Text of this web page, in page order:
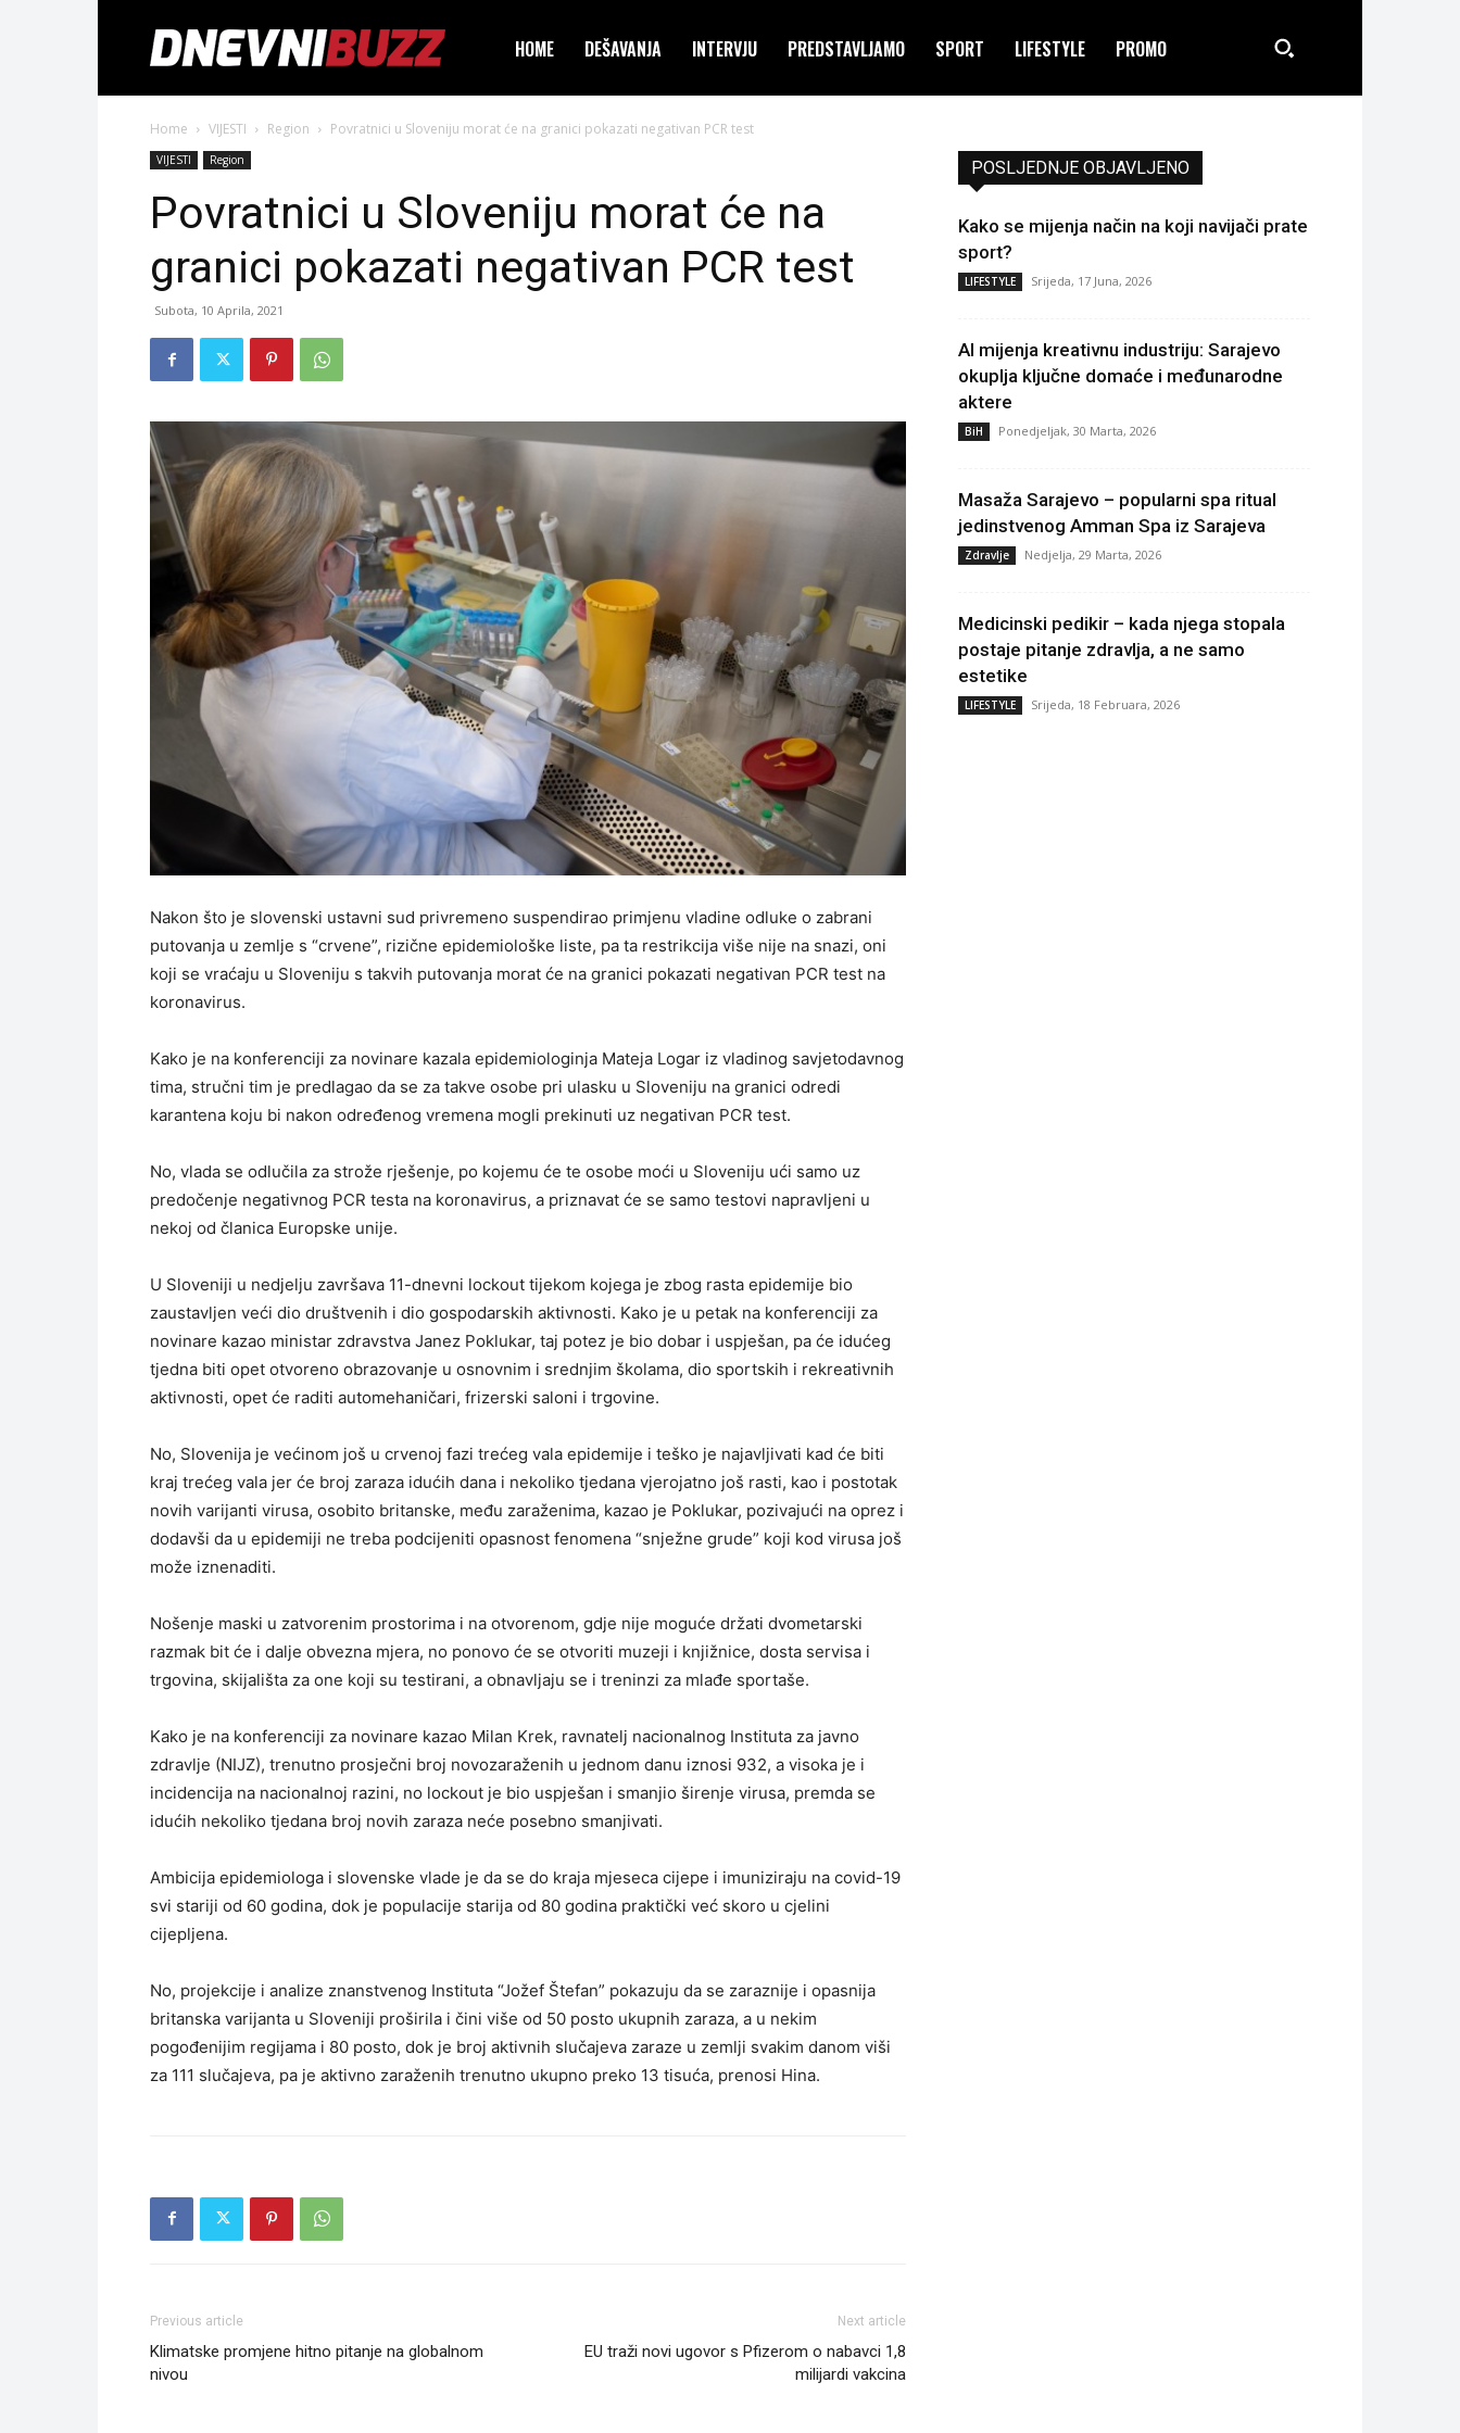
HOME DEŠAVANJA INTERVJU PREDSTAVLJAMO SPORT LIFESTYLE PROMO
Home VIJESTI Region Povratnici u Sloveniju morat će na granici pokazati negativan PCR test
VIJESTI Region
Povratnici u Sloveniju morat će na
granici pokazati negativan PCR test
Subota, 10 Aprila, 2021
Nakon što je slovenski ustavni sud privremeno suspendirao primjenu vladine odluke o zabrani
putovanja u zemlje s “crvene”, rizične epidemiološke liste, pa ta restrikcija više nije na snazi, oni
koji se vraćaju u Sloveniju s takvih putovanja morat će na granici pokazati negativan PCR test na
koronavirus.
Kako je na konferenciji za novinare kazala epidemiologinja Mateja Logar iz vladinog savjetodavnog
tima, stručni tim je predlagao da se za takve osobe pri ulasku u Sloveniju na granici odredi
karantena koju bi nakon određenog vremena mogli prekinuti uz negativan PCR test.
No, vlada se odlučila za strože rješenje, po kojemu će te osobe moći u Sloveniju ući samo uz
predočenje negativnog PCR testa na koronavirus, a priznavat će se samo testovi napravljeni u
nekoj od članica Europske unije.
U Sloveniji u nedjelju završava 11-dnevni lockout tijekom kojega je zbog rasta epidemije bio
zaustavljen veći dio društvenih i dio gospodarskih aktivnosti. Kako je u petak na konferenciji za
novinare kazao ministar zdravstva Janez Poklukar, taj potez je bio dobar i uspješan, pa će idućeg
tjedna biti opet otvoreno obrazovanje u osnovnim i srednjim školama, dio sportskih i rekreativnih
aktivnosti, opet će raditi automehaničari, frizerski saloni i trgovine.
No, Slovenija je većinom još u crvenoj fazi trećeg vala epidemije i teško je najavljivati kad će biti
kraj trećeg vala jer će broj zaraza idućih dana i nekoliko tjedana vjerojatno još rasti, kao i postotak
novih varijanti virusa, osobito britanske, među zaraženima, kazao je Poklukar, pozivajući na oprez i
dodavši da u epidemiji ne treba podcijeniti opasnost fenomena “snježne grude” koji kod virusa još
može iznenaditi.
Nošenje maski u zatvorenim prostorima i na otvorenom, gdje nije moguće držati dvometarski
razmak bit će i dalje obvezna mjera, no ponovo će se otvoriti muzeji i knjižnice, dosta servisa i
trgovina, skijališta za one koji su testirani, a obnavljaju se i treninzi za mlađe sportaše.
Kako je na konferenciji za novinare kazao Milan Krek, ravnatelj nacionalnog Instituta za javno
zdravlje (NIJZ), trenutno prosječni broj novozaraženih u jednom danu iznosi 932, a visoka je i
incidencija na nacionalnoj razini, no lockout je bio uspješan i smanjio širenje virusa, premda se
idućih nekoliko tjedana broj novih zaraza neće posebno smanjivati.
Ambicija epidemiologa i slovenske vlade je da se do kraja mjeseca cijepe i imuniziraju na covid-19
svi stariji od 60 godina, dok je populacije starija od 80 godina praktički već skoro u cjelini
cijepljena.
No, projekcije i analize znanstvenog Instituta “Jožef Štefan” pokazuju da se zaraznije i opasnija
britanska varijanta u Sloveniji proširila i čini više od 50 posto ukupnih zaraza, a u nekim
pogođenijim regijama i 80 posto, dok je broj aktivnih slučajeva zaraze u zemlji svakim danom viši
za 111 slučajeva, pa je aktivno zaraženih trenutno ukupno preko 13 tisuća, prenosi Hina.
Previous article
Klimatske promjene hitno pitanje na globalnom
nivou
Next article
EU traži novi ugovor s Pfizerom o nabavci 1,8
milijardi vakcina
POSLJEDNJE OBJAVLJENO
Kako se mijenja način na koji navijači prate
sport?
LIFESTYLE Srijeda, 17 Juna, 2026
AI mijenja kreativnu industriju: Sarajevo
okuplja ključne domaće i međunarodne
aktere
BiH Ponedjeljak, 30 Marta, 2026
Masaža Sarajevo – popularni spa ritual
jedinstvenog Amman Spa iz Sarajeva
Zdravlje Nedjelja, 29 Marta, 2026
Medicinski pedikir – kada njega stopala
postaje pitanje zdravlja, a ne samo
estetike
LIFESTYLE Srijeda, 18 Februara, 2026